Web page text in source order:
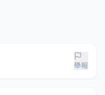
舉報